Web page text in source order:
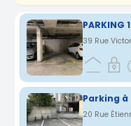
39 Rue
20 Rue